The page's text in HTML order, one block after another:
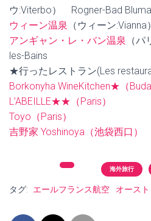
ウ:Viterbo） Rogner-Bad
ウィーン温泉
（ウィーン
アンギャン・レ・バン温泉
（
les-Bains
★行ったレストラン(Les
Borkonyha WineKitchen★（
L’ABEILLE★★（Paris）
Toyo（Paris）
吉野家 Yoshinoya（池袋西口）
海外旅行
タグ: エールフランス航空 オース